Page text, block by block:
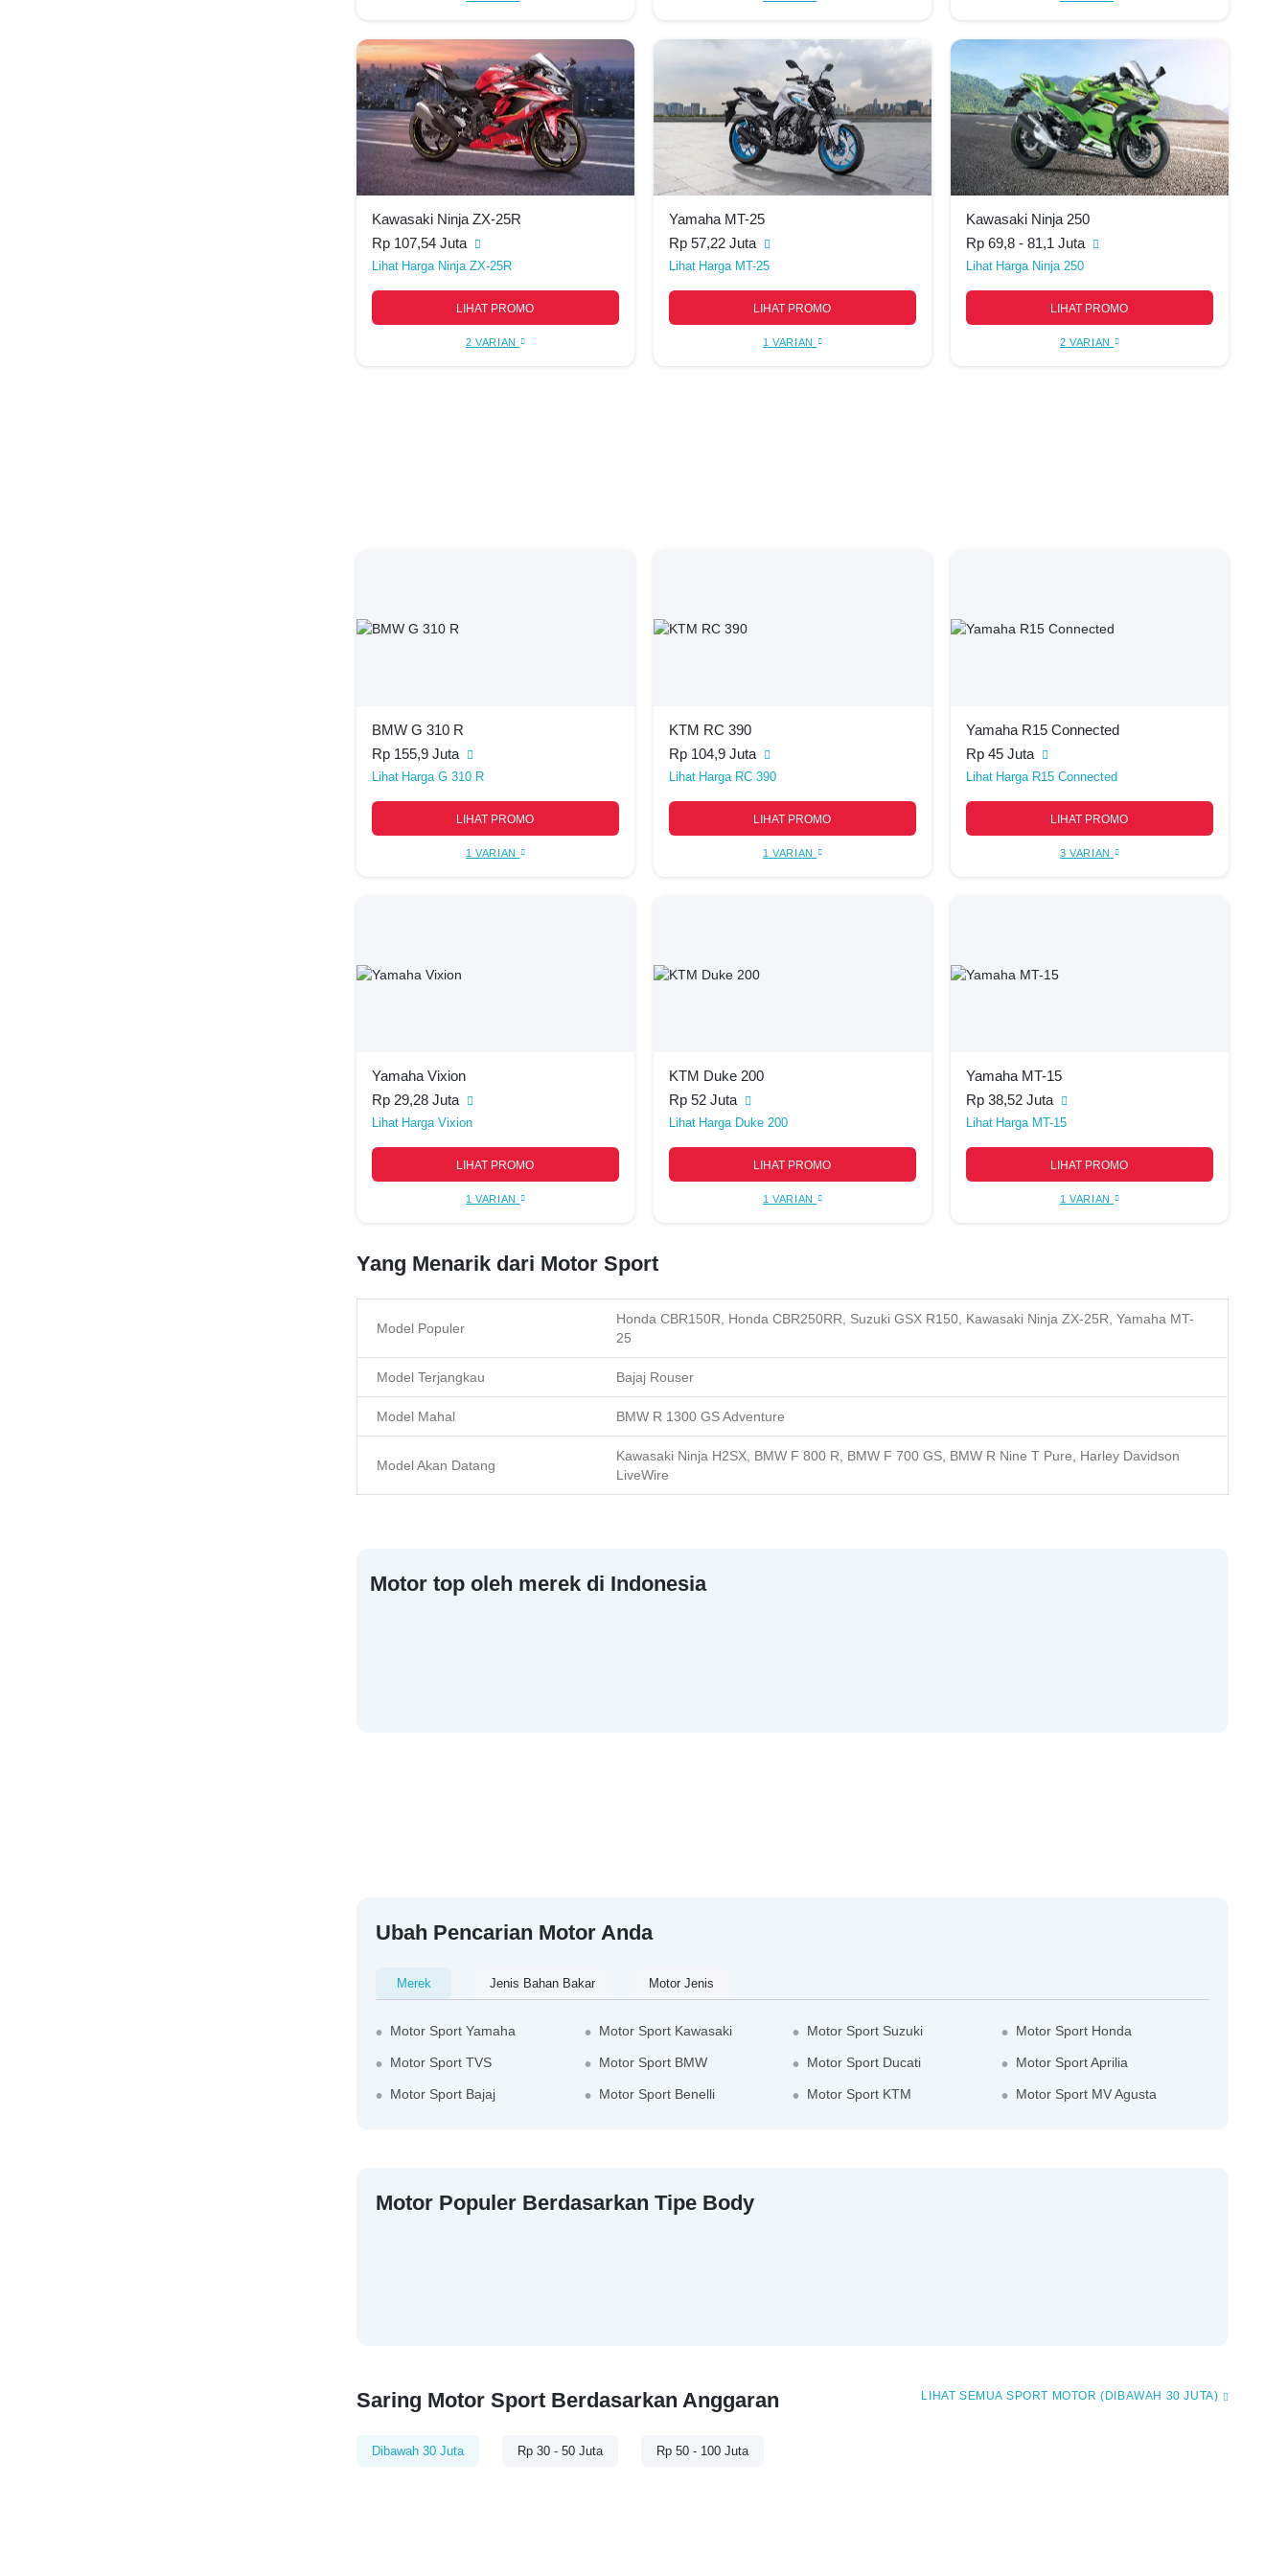
KTM Duke 200 Rp 52 Juta
Yamaha MT-15 Rp 38,52 Juta
Kawasaki Ninja ZX-25R
Rp 107,54 Juta
Harga Ninja ZX-25R
LIHAT PROMO
2 VARIAN
Yamaha MT-25
Rp 57,22 Juta
Harga MT-25
LIHAT PROMO
1 VARIAN
Kawasaki Ninja 250
Rp 69,8 - 81,1 Juta
Harga Ninja 250
LIHAT PROMO
2 VARIAN
BMW G 310 R
Rp 155,9 Juta
Harga G 310 R
LIHAT PROMO
1 VARIAN
KTM RC 390
Rp 104,9 Juta
Harga RC 390
LIHAT PROMO
1 VARIAN
Yamaha R15 Connected
Rp 45 Juta
Harga R15 Connected
LIHAT PROMO
3 VARIAN
Yamaha Vixion
Rp 29,28 Juta
Harga Vixion
LIHAT PROMO
1 VARIAN
KTM Duke 200
Rp 52 Juta
Harga Duke 200
LIHAT PROMO
1 VARIAN
Yamaha MT-15
Rp 38,52 Juta
Harga MT-15
LIHAT PROMO
1 VARIAN
Yang Menarik dari Motor Sport
Model Populer
Honda CBR150R, Honda CBR250RR, Suzuki GSX R150, Kawasaki Ninja ZX-25R, Yamaha MT-
25
Model Terjangkau Bajaj Rouser
Model Mahal BMW R 1300 GS Adventure
Model Akan Datang
Kawasaki Ninja H2SX, BMW F 800 R, BMW F 700 GS, BMW R Nine T Pure, Harley Davidson
LiveWire
Motor top oleh merek di Indonesia
Ubah Pencarian Motor Anda
Merek Jenis Bahan Bakar Motor Jenis
Motor Sport Yamaha Motor Sport Kawasaki Motor Sport Suzuki Motor Sport Honda
Motor Sport TVS Motor Sport BMW Motor Sport Ducati Motor Sport Aprilia
Motor Sport Bajaj Motor Sport Benelli Motor Sport KTM Motor Sport MV Agusta
Motor Populer Berdasarkan Tipe Body
Saring Motor Sport Berdasarkan Anggaran
Dibawah 30 Juta Rp 30 - 50 Juta Rp 50 - 100 Juta
SPORT MOTOR (DIBAWAH 30 JUTA)